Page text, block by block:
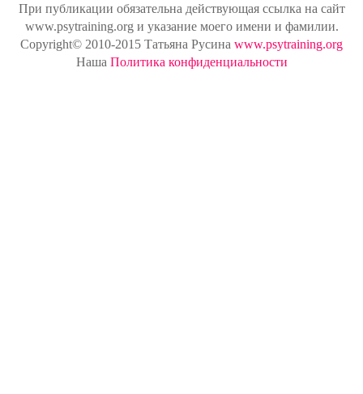
При публикации обязательна действующая ссылка на сайт
www.psytraining.org и указание моего имени и фамилии.
Copyright© 2010-2015 Татьяна Русина www.psytraining.org
Наша Политика конфиденциальности